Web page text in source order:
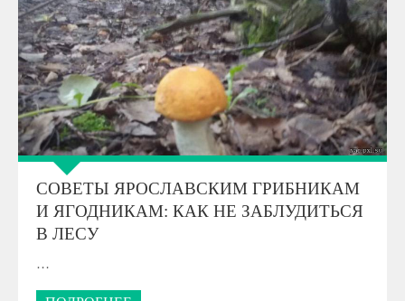
СОВЕТЫ ЯРОСЛАВСКИМ ГРИБНИКАМ
И ЯГОДНИКАМ: КАК НЕ ЗАБЛУДИТЬСЯ
В ЛЕСУ
…